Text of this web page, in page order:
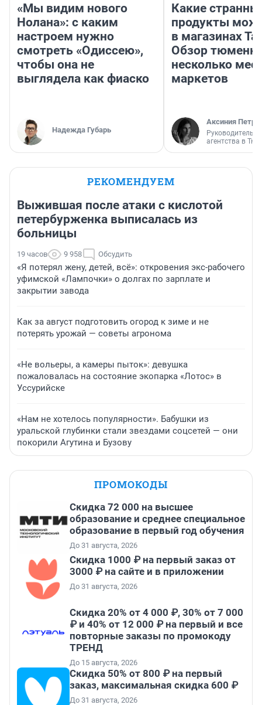
«Мы видим нового
Нолана»: с каким
настроем нужно
смотреть «Одиссею»,
чтобы она не
выглядела как фиаско
Надежда Губарь
Какие
продукты
в магазинах
Обзор
несколько
маркетов
Аксиния
Руководитель
агентства в
РЕКОМЕНДУЕМ
Выжившая после атаки с кислотой
петербурженка выписалась из
больницы
19 часов 9 958 Обсудить
«Я потерял жену, детей, всё»: откровения экс-рабочего
уфимской «Лампочки» о долгах по зарплате и
закрытии завода
Как за август подготовить огород к зиме и не
потерять урожай — советы агронома
«Не вольеры, а камеры пыток»: девушка
пожаловалась на состояние экопарка «Лотос» в
Уссурийске
«Нам не хотелось популярности». Бабушки из
уральской глубинки стали звездами соцсетей — они
покорили Агутина и Бузову
ПРОМОКОДЫ
Скидка 72 000 на высшее
образование и среднее специальное
образование в первый год обучения
До 31 августа, 2026
Скидка 1000 ₽ на первый заказ от
3000 ₽ на сайте и в приложении
До 31 августа, 2026
Скидка 20% от 4 000 ₽, 30% от 7 000
₽ и 40% от 12 000 ₽ на первый и все
повторные заказы по промокоду
ТРЕНД
До 15 августа, 2026
Скидка 50% от 800 ₽ на первый
заказ, максимальная скидка 600 ₽
До 31 августа, 2026